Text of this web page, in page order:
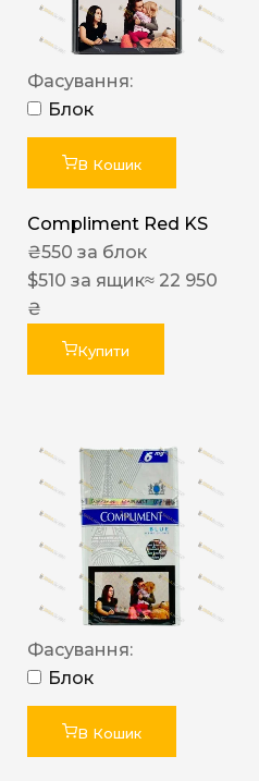
Фасування:
Блок
В Кошик
Compliment Red KS
₴550 за блок
$510 за ящик≈ 22 950
₴
Купити
Фасування:
Блок
В Кошик